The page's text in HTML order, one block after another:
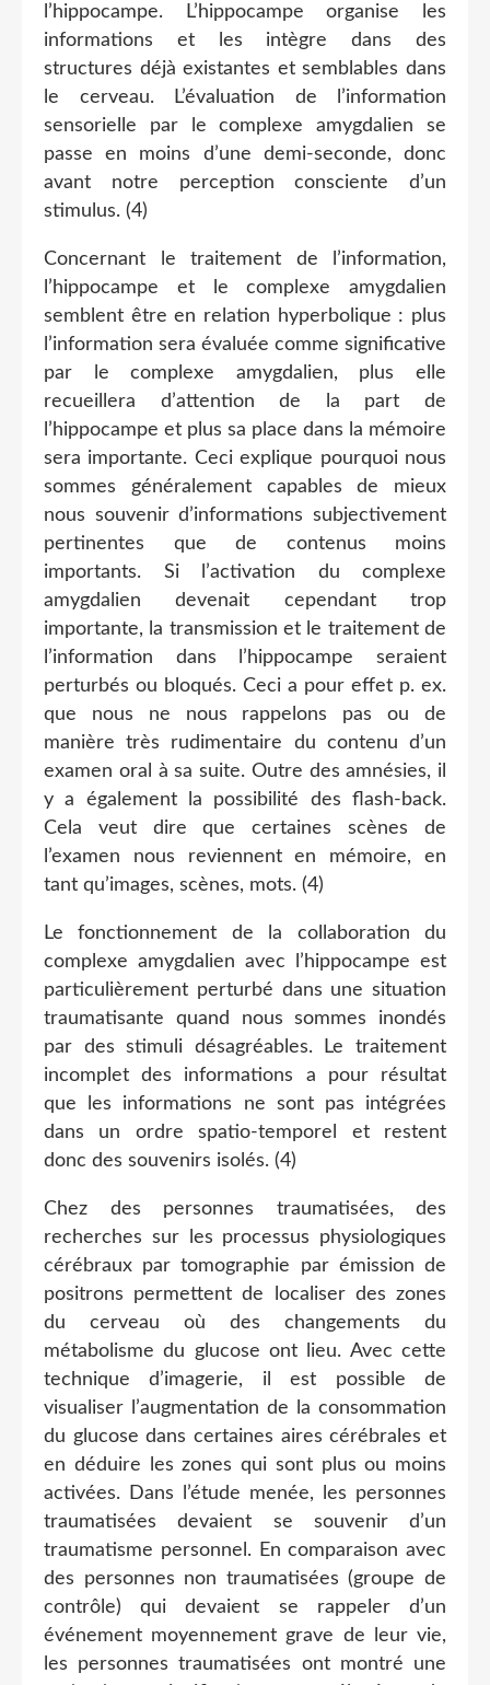
l’hippocampe. L’hippocampe organise les
informations et les intègre dans des
structures déjà existantes et semblables dans
le cerveau. L’évaluation de l’information
sensorielle par le complexe amygdalien se
passe en moins d’une demi-seconde, donc
avant notre perception consciente d’un
stimulus. (4)
Concernant le traitement de l’information,
l’hippocampe et le complexe amygdalien
semblent être en relation hyperbolique : plus
l’information sera évaluée comme significative
par le complexe amygdalien, plus elle
recueillera d’attention de la part de
l’hippocampe et plus sa place dans la mémoire
sera importante. Ceci explique pourquoi nous
sommes généralement capables de mieux
nous souvenir d’informations subjectivement
pertinentes que de contenus moins
importants. Si l’activation du complexe
amygdalien devenait cependant trop
importante, la transmission et le traitement de
l’information dans l’hippocampe seraient
perturbés ou bloqués. Ceci a pour effet p. ex.
que nous ne nous rappelons pas ou de
manière très rudimentaire du contenu d’un
examen oral à sa suite. Outre des amnésies, il
y a également la possibilité des flash-back.
Cela veut dire que certaines scènes de
l’examen nous reviennent en mémoire, en
tant qu’images, scènes, mots. (4)
Le fonctionnement de la collaboration du
complexe amygdalien avec l’hippocampe est
particulièrement perturbé dans une situation
traumatisante quand nous sommes inondés
par des stimuli désagréables. Le traitement
incomplet des informations a pour résultat
que les informations ne sont pas intégrées
dans un ordre spatio-temporel et restent
donc des souvenirs isolés. (4)
Chez des personnes traumatisées, des
recherches sur les processus physiologiques
cérébraux par tomographie par émission de
positrons permettent de localiser des zones
du cerveau où des changements du
métabolisme du glucose ont lieu. Avec cette
technique d’imagerie, il est possible de
visualiser l’augmentation de la consommation
du glucose dans certaines aires cérébrales et
en déduire les zones qui sont plus ou moins
activées. Dans l’étude menée, les personnes
traumatisées devaient se souvenir d’un
traumatisme personnel. En comparaison avec
des personnes non traumatisées (groupe de
contrôle) qui devaient se rappeler d’un
événement moyennement grave de leur vie,
les personnes traumatisées ont montré une